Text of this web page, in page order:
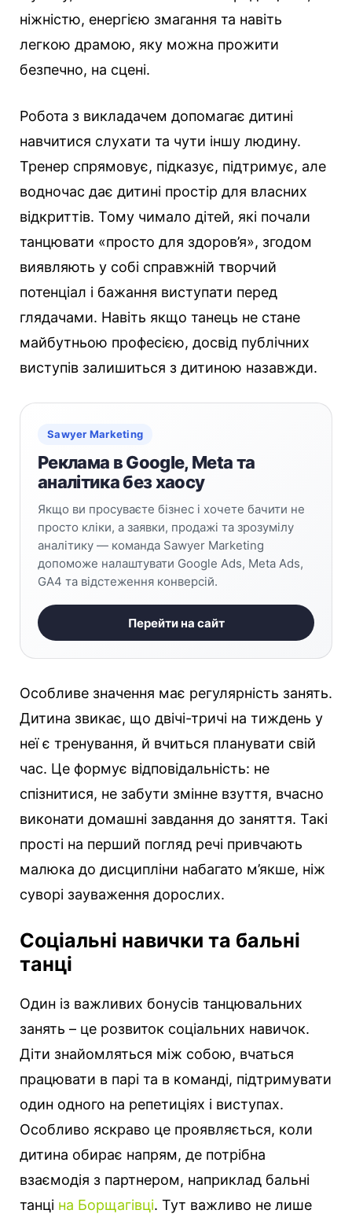
ніжністю, енергією змагання та навіть
легкою драмою, яку можна прожити
безпечно, на сцені.
Робота з викладачем допомагає дитині
навчитися слухати та чути іншу людину.
Тренер спрямовує, підказує, підтримує, але
водночас дає дитині простір для власних
відкриттів. Тому чимало дітей, які почали
танцювати «просто для здоров’я», згодом
виявляють у собі справжній творчий
потенціал і бажання виступати перед
глядачами. Навіть якщо танець не стане
майбутньою професією, досвід публічних
виступів залишиться з дитиною назавжди.
Sawyer Marketing
Реклама в Google, Meta та
аналітика без хаосу
Якщо ви просуваєте бізнес і хочете бачити не
просто кліки, а заявки, продажі та зрозумілу
аналітику — команда Sawyer Marketing
допоможе налаштувати Google Ads, Meta Ads,
GA4 та відстеження конверсій.
Перейти на сайт
Особливе значення має регулярність занять.
Дитина звикає, що двічі-тричі на тиждень у
неї є тренування, й вчиться планувати свій
час. Це формує відповідальність: не
спізнитися, не забути змінне взуття, вчасно
виконати домашні завдання до заняття. Такі
прості на перший погляд речі привчають
малюка до дисципліни набагато м’якше, ніж
суворі зауваження дорослих.
Соціальні навички та бальні
танці
Один із важливих бонусів танцювальних
занять – це розвиток соціальних навичок.
Діти знайомляться між собою, вчаться
працювати в парі та в команді, підтримувати
один одного на репетиціях і виступах.
Особливо яскраво це проявляється, коли
дитина обирає напрям, де потрібна
взаємодія з партнером, наприклад бальні
танці на Борщагівці. Тут важливо не лише